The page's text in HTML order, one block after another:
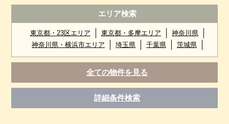
エリア検索
東京都・23区エリア 東京都・多摩エリア
神奈川県
神奈川県・横浜市エリア
埼玉県 千葉県 茨城県
全ての物件を見る
詳細条件検索